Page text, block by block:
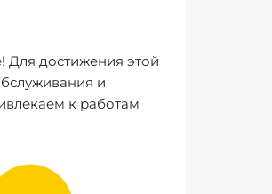
Для достижения этой
и
к работам